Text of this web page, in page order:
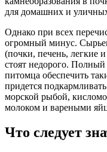
для домашних и
Однако при всех
огромный минус.
(почки, печень, легкие
стоят недорого.
питомца обеспечить
придется
морской рыбой,
молоком и вареными
Что следует